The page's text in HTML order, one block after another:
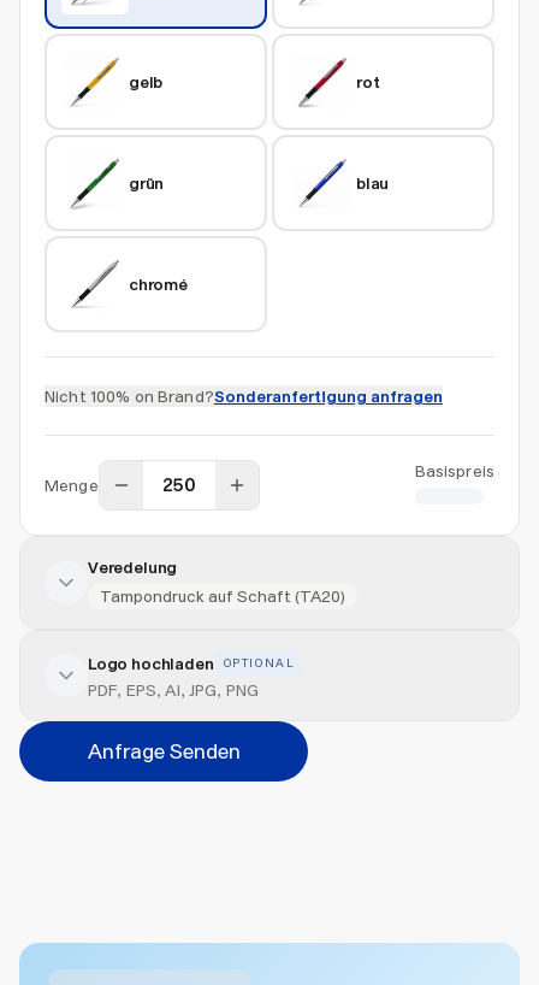
gelb rot
grün blau
chromé
Nicht 100% on Brand?Sonderanfertigung anfragen
Menge
Basispreis
Veredelung
Tampondruck auf Schaft (TA20)
Veredelung hinzufügen
Veredelungsart
Logo hochladen OPTIONAL
PDF, EPS, AI, JPG, PNG
Anfrage Senden